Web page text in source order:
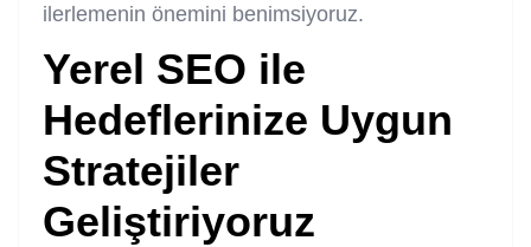
ilerlemenin önemini benimsiyoruz.
Yerel SEO ile
Hedeflerinize Uygun
Stratejiler
Geliştiriyoruz